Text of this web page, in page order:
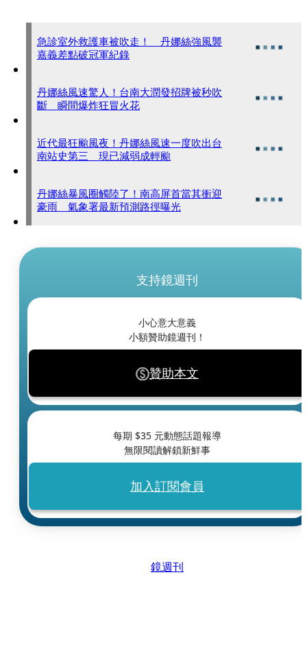
急診室外救護車被吹走！ 丹娜絲強風襲
嘉義差點破冠軍紀錄
丹娜絲風速驚人！台南大潤發招牌被秒吹
斷 瞬間爆炸狂冒火花
近代最狂颱風夜！丹娜絲風速一度吹出台
南站史第三 現已減弱成輕颱
丹娜絲暴風圈觸陸了！南高屏首當其衝迎
豪雨 氣象署最新預測路徑曝光
支持鏡週刊
小心意大意義
小額贊助鏡週刊！
贊助本文
每期 $35 元動態話題報導
無限閱讀解鎖新鮮事
加入訂閱會員
鏡週刊